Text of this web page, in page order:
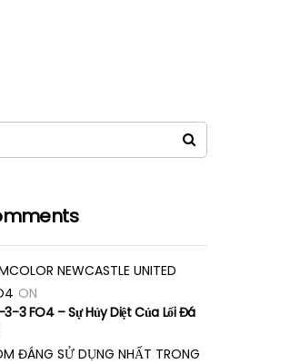
NEWCASTLE UNITED
ON
3 FO4 – Sự Hủy Diệt Của Lối Đá
ĐÁNG SỬ DỤNG NHẤT TRONG